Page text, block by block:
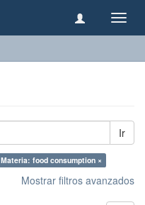
Ir
Materia: food consumption ×
Mostrar filtros avanzados